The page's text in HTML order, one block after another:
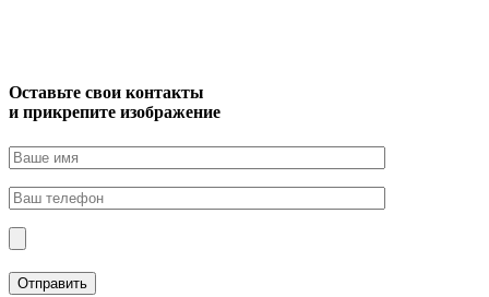
Оставьте свои контакты
и прикрепите изображение